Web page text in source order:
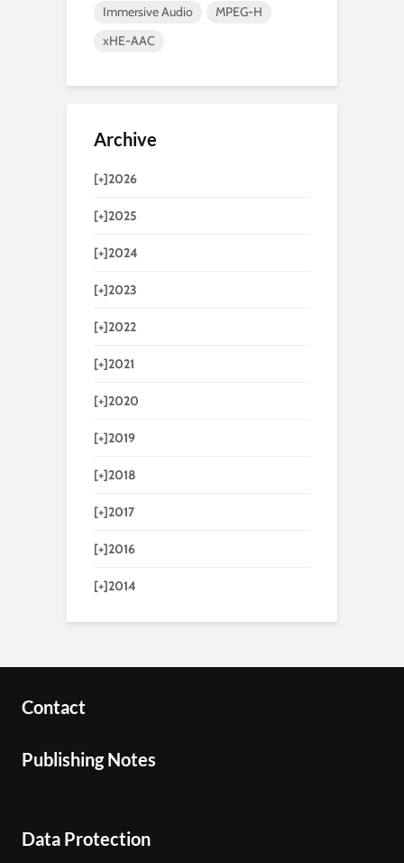
Immersive Audio
MPEG-H
xHE-AAC
Archive
[+]2026
[+]2025
[+]2024
[+]2023
[+]2022
[+]2021
[+]2020
[+]2019
[+]2018
[+]2017
[+]2016
[+]2014
Contact
Publishing Notes
Data Protection